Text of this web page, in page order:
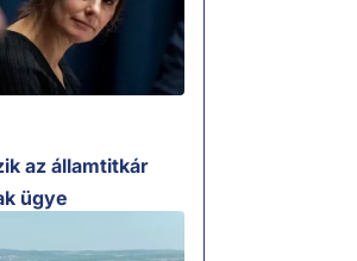
az államtitkár
ügye